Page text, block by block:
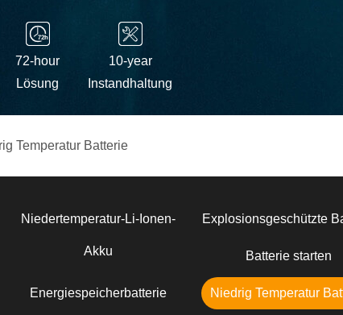
72-hour
Lösung
10-year
Instandhaltung
Temperatur Batterie
Niedertemperatur-Li-Ionen-
Akku
Explosionsgeschützte
Batterie starten
Energiespeicherbatterie Niedrig Temperatur